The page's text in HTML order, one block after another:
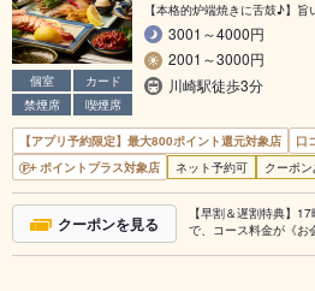
個室
カード
禁煙席
喫煙席
【本格的炉端焼きに舌鼓♪】旨
3001～4000円
2001～3000円
川崎駅徒歩3分
【アプリ予約限定】最大800ポイント還元対象店
口
ポイントプラス対象店
ネット予約可 クーポン
クーポンを見る
【早割＆遅割特典】
で、コース料金が《お